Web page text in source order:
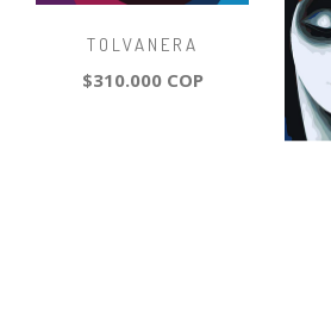
TOLVANERA
$310.000 COP